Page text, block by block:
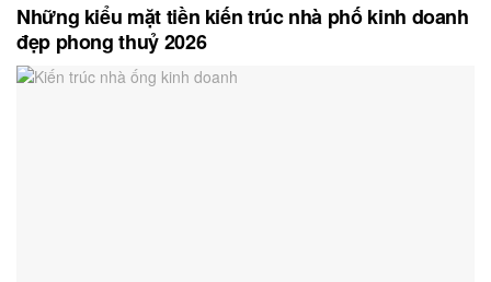
Những kiểu mặt tiền kiến trúc nhà phố kinh doanh
đẹp phong thuỷ 2026